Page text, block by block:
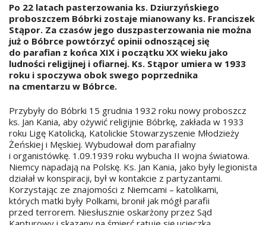
Po 22 latach pasterzowania ks. Dziurzyńskiego
proboszczem Bóbrki zostaje mianowany ks. Franciszek
Stąpor. Za czasów jego duszpasterzowania nie można
już o Bóbrce powtórzyć opinii odnoszącej się
do parafian z końca XIX i początku XX wieku jako
ludności religijnej i ofiarnej. Ks. Stąpor umiera w 1933
roku i spoczywa obok swego poprzednika
na cmentarzu w Bóbrce.
Przybyły do Bóbrki 15 grudnia 1932 roku nowy proboszcz
ks. Jan Kania, aby ożywić religijnie Bóbrkę, zakłada w 1933
roku Ligę Katolicką, Katolickie Stowarzyszenie Młodzieży
Żeńskiej i Męskiej. Wybudował dom parafialny
i organistówkę. 1.09.1939 roku wybucha II wojna światowa.
Niemcy napadają na Polskę. Ks. Jan Kania, jako były legionista
działał w konspiracji, był w kontakcie z partyzantami.
Korzystając ze znajomości z Niemcami – katolikami,
których matki były Polkami, bronił jak mógł parafii
przed terrorem. Niesłusznie oskarżony przez Sąd